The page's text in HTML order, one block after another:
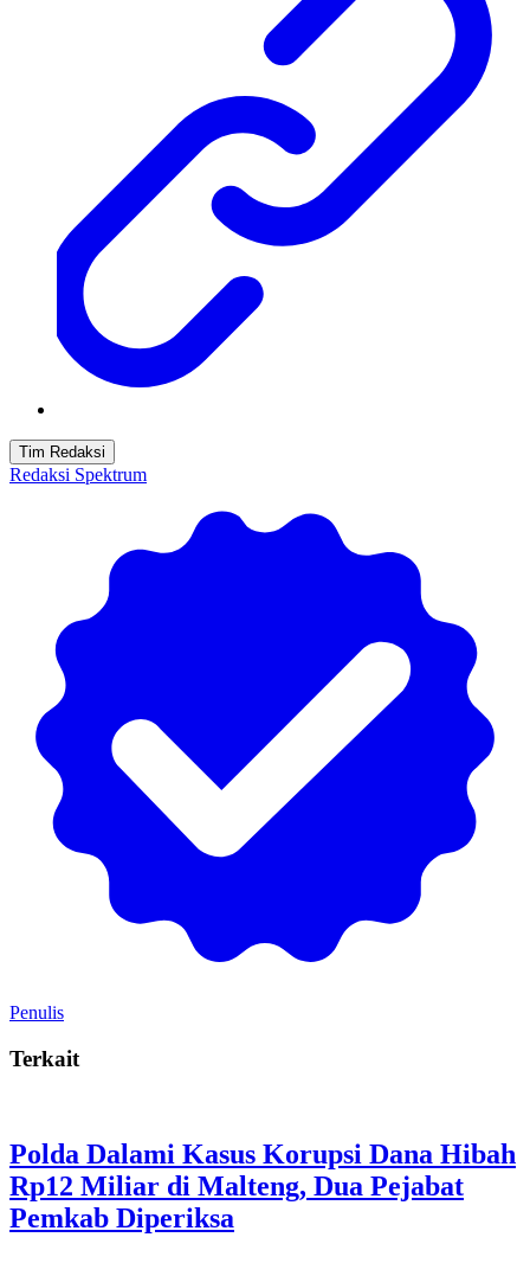
Tim Redaksi
Redaksi Spektrum
Penulis
Terkait
Polda Dalami Kasus Korupsi Dana Hibah
Rp12 Miliar di Malteng, Dua Pejabat
Pemkab Diperiksa